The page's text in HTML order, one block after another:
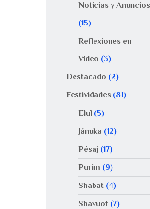
Noticias y Anuncios
(15)
Reflexiones en
Video (3)
Destacado (2)
Festividades (81)
Elul(5)
Jánuka (12)
Pésaj(17)
Purim (9)
Shabat(4)
Shavuot(7)